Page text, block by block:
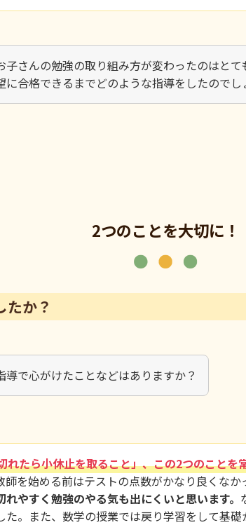
さんの勉強の取り組み方が変わったのはとて
合格できるまでどのような指導をしたのでし
2つのことを大切に！
たか？
で心がけたことなどはありますか？
れたら小休止を取ること」、この2つのことを
を始める前はテストの点数がかなり良くなか
やすく勉強のやる気も出にくいと思います。
。また、数学の授業では戻り学習をして基